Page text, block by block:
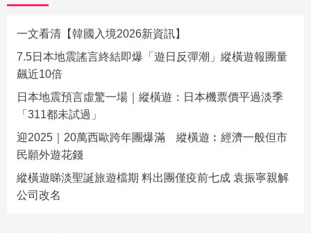
一文看清【韓國入境2026新資訊】
7.5日本地震謠言終結即爆「遊日反彈潮」縱橫遊報團量
飆近10倍
日本地震預言虛驚一場｜縱橫遊：日本機票價平過淡季
「311都未試過」
迎2025｜20萬西歐跨年團爆滿 縱橫遊︰經濟一般但市
民願外遊花錢
縱橫遊睇淡聖誕旅遊檔期 料出團僅疫前七成 袁振寧親解
公司改名